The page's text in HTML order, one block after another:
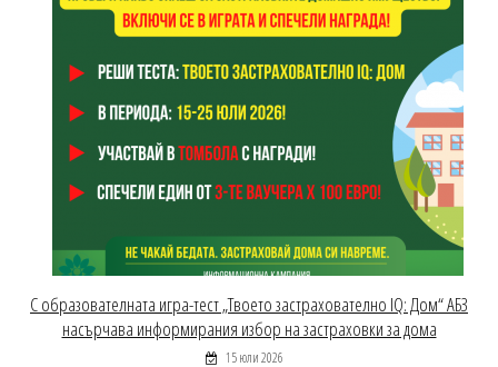
С образователната игра-тест „Твоето застрахователно IQ: Дом“ АБЗ
насърчава информирания избор на застраховки за дома
15 юли 2026